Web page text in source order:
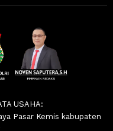
USAHA:
Pasar Kemis kabupaten